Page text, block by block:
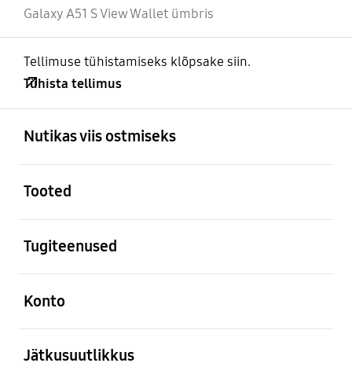
Galaxy A51 S View Wallet ümbris
Tellimuse tühistamiseks klõpsake siin.
Tühista tellimus
Nutikas viis ostmiseks
Tooted
Tugiteenused
Konto
Jätkusuutlikkus